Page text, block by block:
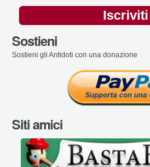
Iscriviti
Sostieni
Sostieni gli Antidoti con una donazione
Siti amici